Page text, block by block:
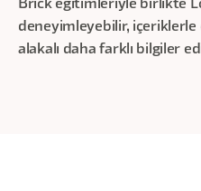
Brick eğitimleriyle birlikte
deneyimleyebilir, içeriklerle
alakalı daha farklı bilgiler